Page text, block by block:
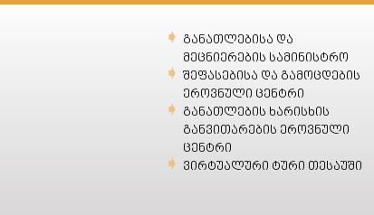
განათლებისა და
მეცნიერების სამინისტრო
შეფასებისა და გამოცდების
ეროვნული ცენტრი
განათლების ხარისხის
განვითარების ეროვნული
ცენტრი
ვირტუალური ტური თესაუში